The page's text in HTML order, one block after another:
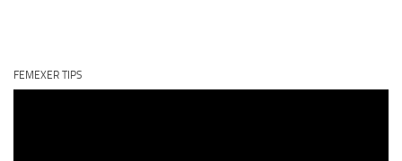
FEMEXER TIPS